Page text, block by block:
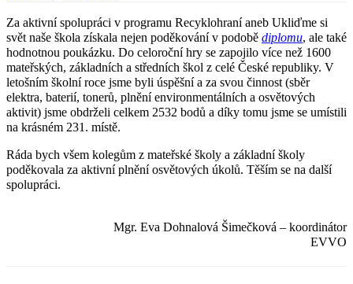
Za aktivní spolupráci v programu Recyklohraní aneb Ukliďme si
svět naše škola získala nejen poděkování v podobě diplomu, ale také
hodnotnou poukázku. Do celoroční hry se zapojilo více než 1600
mateřských, základních a středních škol z celé České republiky. V
letošním školní roce jsme byli úspěšní a za svou činnost (sběr
elektra, baterií, tonerů, plnění environmentálních a osvětových
aktivit) jsme obdrželi celkem 2532 bodů a díky tomu jsme se umístili
na krásném 231. místě.
Ráda bych všem kolegům z mateřské školy a základní školy
poděkovala za aktivní plnění osvětových úkolů. Těším se na další
spolupráci.
Mgr. Eva Dohnalová Šimečková – koordinátor
EVVO